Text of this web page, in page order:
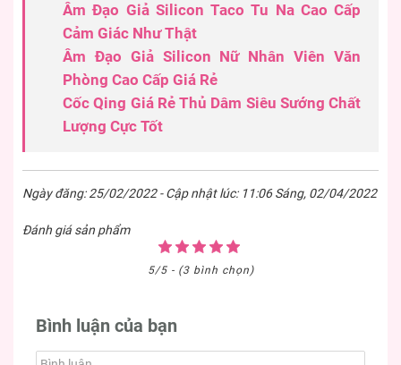
Âm Đạo Giả Silicon Taco Tu Na Cao Cấp
Cảm Giác Như Thật
Âm Đạo Giả Silicon Nữ Nhân Viên Văn
Phòng Cao Cấp Giá Rẻ
Cốc Qing Giá Rẻ Thủ Dâm Siêu Sướng Chất
Lượng Cực Tốt
Ngày đăng: 25/02/2022 - Cập nhật lúc: 11:06 Sáng, 02/04/2022
Đánh giá sản phẩm
5/5 - (3 bình chọn)
Bình luận của bạn